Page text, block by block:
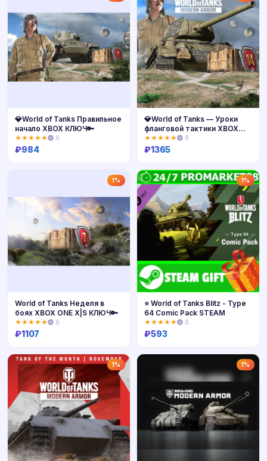
💎World of Tanks Правильное
начало XBOX КЛЮЧ🔑
★★★★★ 0
₽984
Купить
💎World of Tanks — Уроки
фланговой тактики XBOX
КЛЮЧ🔑
★★★★★ 0
₽1365
1%
Купить
World of Tanks Неделя в
боях XBOX ONE X|S КЛЮЧ🔑
★★★★★ 0
₽1107
1%
⭐️ World of Tanks Blitz - Type
64 Comic Pack STEAM
★★★★★ 0
₽593
1% 1%